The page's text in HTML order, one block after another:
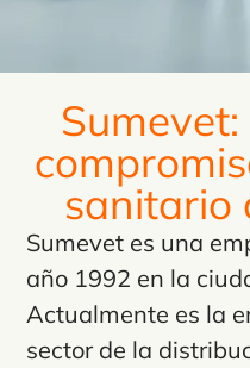
sanitario
Sumevet es una
año 1992 en la
Actualmente es la
sector de la